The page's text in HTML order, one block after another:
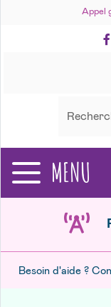
Appel
MENU
Besoin d'aide ?